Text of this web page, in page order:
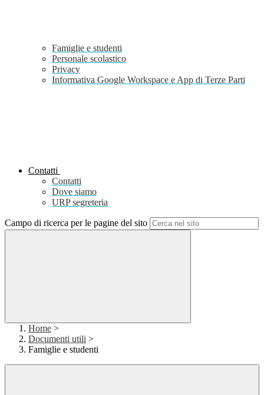
Famiglie e studenti
Personale scolastico
Privacy
Informativa Google Workspace e App di Terze Parti
Contatti
Contatti
Dove siamo
URP segreteria
Campo di ricerca per le pagine del sito
Home >
Documenti utili >
Famiglie e studenti